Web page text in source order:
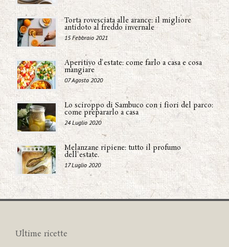
Torta rovesciata alle arance: il migliore
antidoto al freddo invernale
15 Febbraio 2021
Aperitivo d'estate: come farlo a casa e cosa
mangiare
07 Agosto 2020
Lo sciroppo di Sambuco con i fiori del parco:
come prepararlo a casa
24 Luglio 2020
Melanzane ripiene: tutto il profumo
dell'estate.
17 Luglio 2020
Ultime ricette